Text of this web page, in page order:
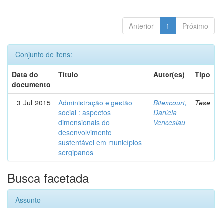
Anterior 1 Próximo
Conjunto de itens:
Data do
documento
Título Autor(es) Tipo
3-Jul-2015
Administração e gestão
social : aspectos
dimensionais do
desenvolvimento
sustentável em municípios
sergipanos
Bitencourt,
Daniela
Venceslau
Tese
Busca facetada
Assunto